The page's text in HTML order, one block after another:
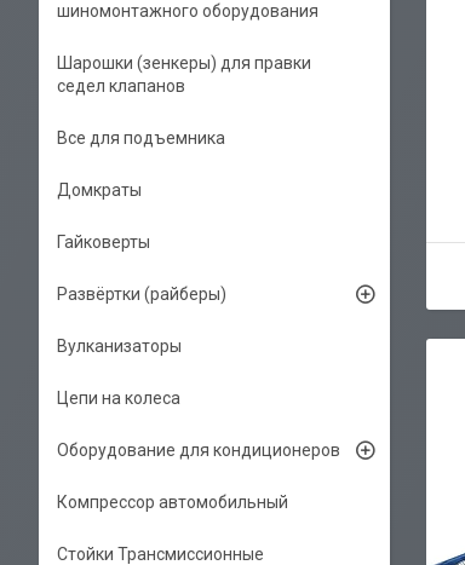
шиномонтажного оборудования
Шарошки (зенкеры) для правки
седел клапанов
Все для подъемника
Домкраты
Гайковерты
Развёртки (райберы)
Вулканизаторы
Цепи на колеса
Оборудование для кондиционеров
Компрессор автомобильный
Стойки Трансмиссионные